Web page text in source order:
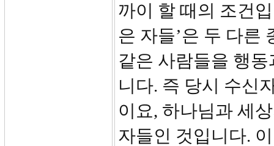
까이 할 때의 조건
은 자들’은 두 다른
같은 사람들을 행
니다. 즉 당시 수신
이요, 하나님과 세
자들인 것입니다.